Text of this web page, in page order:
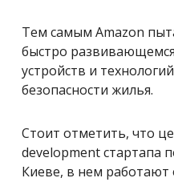
Тем самым Amazon
быстро
устройств и
безопасности жилья.
Стоит отметить, что
development стартапа
Киеве, в нем работают